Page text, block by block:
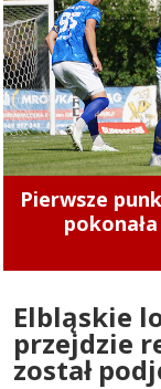
Tak
Zajrzeliśmy
Elbląskie
przejdzie
został